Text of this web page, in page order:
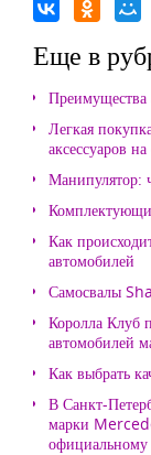
Еще в
Легкая
аксессуаров
Манипулятор:
Как
автомобилей
Самосвалы
Королла Клуб
автомобилей
Как выбрать
В Санкт-
марки